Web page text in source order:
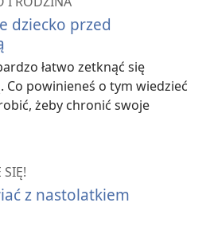
dziecko przed
łatwo zetknąć się
Co powinieneś o tym wiedzieć
żeby chronić swoje
SIĘ!
z nastolatkiem